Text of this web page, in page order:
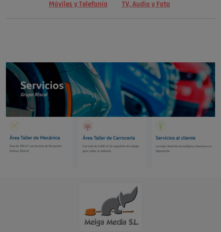
Móviles y Telefonía TV, Audio y Foto